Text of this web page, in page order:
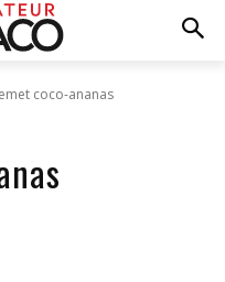
coco-ananas